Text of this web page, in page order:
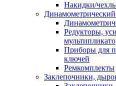
Накидки/
Редукторы,
Приборы для
ключей
Ремкомплекты
Заклепочники,